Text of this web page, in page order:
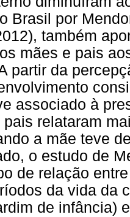
Brasil por
também
mães e pais
partir da
associado à
pais relataram
a mãe teve
o estudo de
de relação
da vida da
de infância)